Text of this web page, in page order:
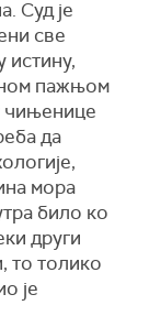
Суд је
све
истину,
пажњом
чињенице
да
мора
било ко
други
то толико
је